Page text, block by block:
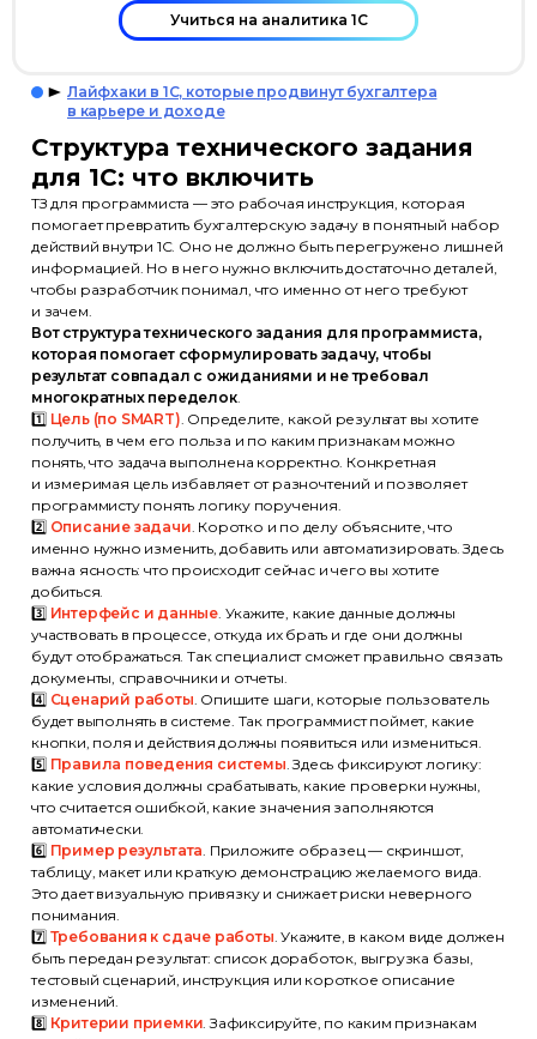
Учиться на аналитика 1С
Лайфхаки в 1С, которые продвинут бухгалтера
в карьере и доходе
Структура технического задания
для 1С: что включить
ТЗ для программиста — это рабочая инструкция, которая
помогает превратить бухгалтерскую задачу в понятный набор
действий внутри 1С. Оно не должно быть перегружено лишней
информацией. Но в него нужно включить достаточно деталей,
чтобы разработчик понимал, что именно от него требуют
и зачем.
Вот структура технического задания для программиста,
которая помогает сформулировать задачу, чтобы
результат совпадал с ожиданиями и не требовал
многократных переделок.
1️⃣ Цель (по SMART) . Определите, какой результат вы хотите
получить, в чем его польза и по каким признакам можно
понять, что задача выполнена корректно. Конкретная
и измеримая цель избавляет от разночтений и позволяет
программисту понять логику поручения.
2️⃣ Описание задачи . Коротко и по делу объясните, что
именно нужно изменить, добавить или автоматизировать. Здесь
важна ясность: что происходит сейчас и чего вы хотите
добиться.
3️⃣ Интерфейс и данные . Укажите, какие данные должны
участвовать в процессе, откуда их брать и где они должны
будут отображаться. Так специалист сможет правильно связать
документы, справочники и отчеты.
4️⃣ Сценарий работы . Опишите шаги, которые пользователь
будет выполнять в системе. Так программист поймет, какие
кнопки, поля и действия должны появиться или измениться.
5️⃣ Правила поведения системы . Здесь фиксируют логику:
какие условия должны срабатывать, какие проверки нужны,
что считается ошибкой, какие значения заполняются
автоматически.
6️⃣ Пример результата . Приложите образец — скриншот,
таблицу, макет или краткую демонстрацию желаемого вида.
Это дает визуальную привязку и снижает риски неверного
понимания.
7️⃣ Требования к сдаче работы . Укажите, в каком виде должен
быть передан результат: список доработок, выгрузка базы,
тестовый сценарий, инструкция или короткое описание
изменений.
8️⃣ Критерии приемки . Зафиксируйте, по каким признакам